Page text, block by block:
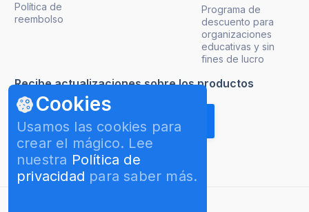
Cookies
Usamos las cookies para
crear el mágico. Lee
nuestra Política de
privacidad para saber más.
Política de
reembolso
Programa de
descuento para
organizaciones
educativas y sin
fines de lucro
Recibe actualizaciones sobre los productos